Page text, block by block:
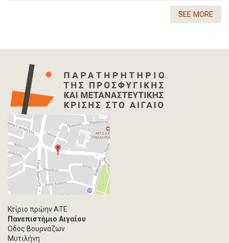
SEE MORE
Κτίριο πρώην ΑΤΕ
Πανεπιστήμιο Αιγαίου
Οδός Βουρνάζων
Μυτιλήνη